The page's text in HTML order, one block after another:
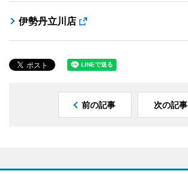
伊勢丹立川店
前の記事 次の記事